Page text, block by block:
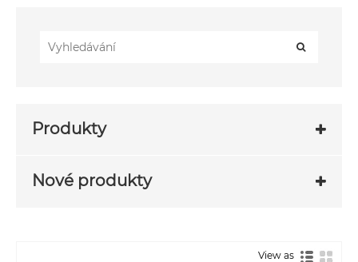
Produkty
Nové produkty
View as